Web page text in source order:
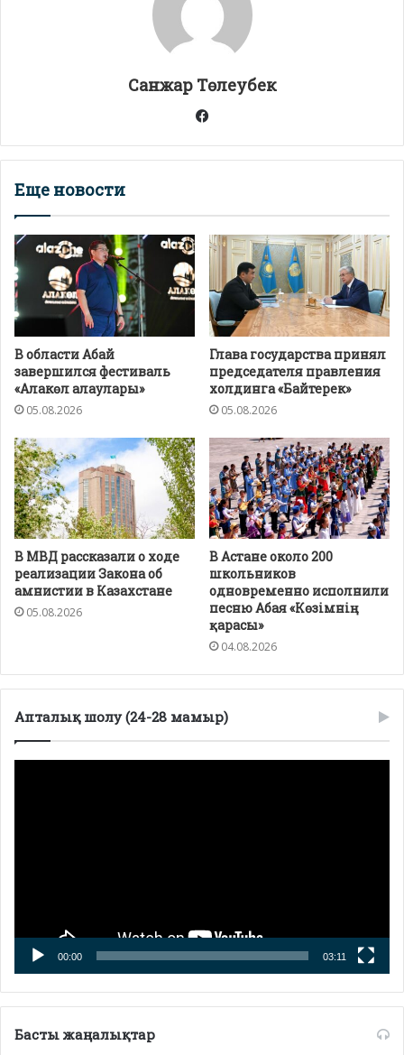
т
ь
Санжар Төлеубек
Facebook
Еще новости
В области Абай
завершился фестиваль
«Алакөл алаулары»
05.08.2026
Глава государства принял
председателя правления
холдинга «Байтерек»
05.08.2026
В МВД рассказали о ходе
реализации Закона об
амнистии в Казахстане
05.08.2026
В Астане около 200
школьников
одновременно исполнили
песню Абая «Көзімнің
қарасы»
04.08.2026
Апталық шолу (24-28 мамыр)
00:00 03:11
Басты жаңалықтар